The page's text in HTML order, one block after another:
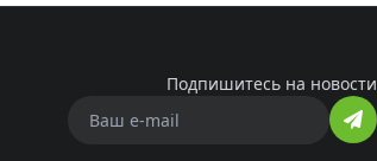
Подпишитесь на новости